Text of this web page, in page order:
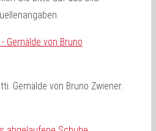
Gemälde von Bruno Zwiener.